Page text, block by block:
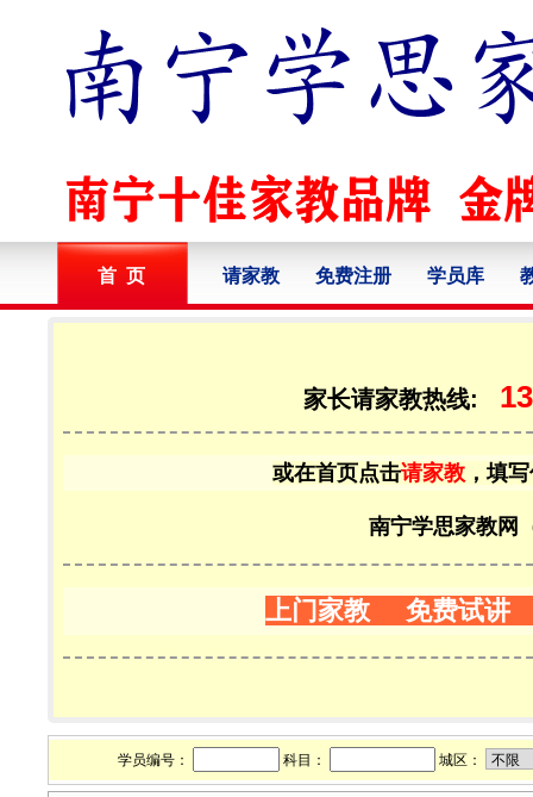
首 页 请家教 免费注册 学员库
家长请家教热线:
或在首页点击请家教 ，填
南宁学思家教网
上门家教 免费试讲
学员编号： 科目： 城区：